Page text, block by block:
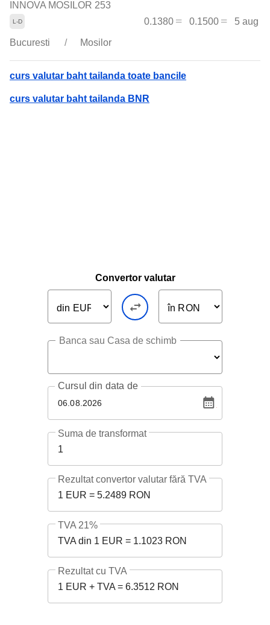
INNOVA MOSILOR 253
Bucuresti Mosilor
0.1380 0.1500 5 aug
curs valutar baht tailanda toate bancile
curs valutar baht tailanda BNR
Convertor valutar
Banca sau Casa de schimb
06.08.2026
Cursuldin data de
1
Suma de transformat
1 EUR = 5.2489 RON
Rezultat convertor valutar fără TVA
TVA din 1 EUR = 1.1023 RON
TVA 21%
1 EUR + TVA = 6.3512 RON
Rezultat cu TVA